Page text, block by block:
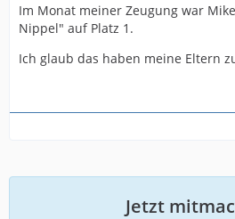
Im Monat meiner Zeugung war
Nippel" auf Platz 1.
Ich glaub das haben meine Eltern
Jetzt